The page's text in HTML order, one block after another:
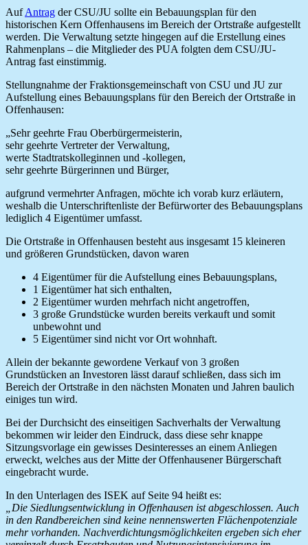
AufAntrag der CSU/JU sollte ein Bebauungsplan für den
historischen Kern Offenhausens im Bereich der Ortstraße aufgestellt
werden. Die Verwaltung setzte hingegen auf die Erstellung eines
Rahmenplans – die Mitglieder des PUA folgten dem CSU/JU-
Antrag fast einstimmig.
Stellungnahme der Fraktionsgemeinschaft von CSU und JU zur
Aufstellung eines Bebauungsplans für den Bereich der Ortstraße in
Offenhausen:
„Sehr geehrte Frau Oberbürgermeisterin,
sehr geehrte Vertreter der Verwaltung,
werte Stadtratskolleginnen und -kollegen,
sehr geehrte Bürgerinnen und Bürger,
aufgrund vermehrter Anfragen, möchte ich vorab kurz erläutern,
weshalb die Unterschriftenliste der Befürworter des Bebauungsplans
lediglich 4 Eigentümer umfasst.
Die Ortstraße in Offenhausen besteht aus insgesamt 15 kleineren
und größeren Grundstücken, davon waren
4 Eigentümer für die Aufstellung eines Bebauungsplans,
1 Eigentümer hat sich enthalten,
2 Eigentümer wurden mehrfach nicht angetroffen,
3 große Grundstücke wurden bereits verkauft und somit
unbewohnt und
5 Eigentümer sind nicht vor Ort wohnhaft.
Allein der bekannte gewordene Verkauf von 3 großen
Grundstücken an Investoren lässt darauf schließen, dass sich im
Bereich der Ortstraße in den nächsten Monaten und Jahren baulich
einiges tun wird.
Bei der Durchsicht des einseitigen Sachverhalts der Verwaltung
bekommen wir leider den Eindruck, dass diese sehr knappe
Sitzungsvorlage ein gewisses Desinteresses an einem Anliegen
erweckt, welches aus der Mitte der Offenhausener Bürgerschaft
eingebracht wurde.
In den Unterlagen des ISEK auf Seite 94 heißt es:
„Die Siedlungsentwicklung in Offenhausen ist abgeschlossen. Auch
in den Randbereichen sind keine nennenswerten Flächenpotenziale
mehr vorhanden. Nachverdichtungsmöglichkeiten ergeben sich eher